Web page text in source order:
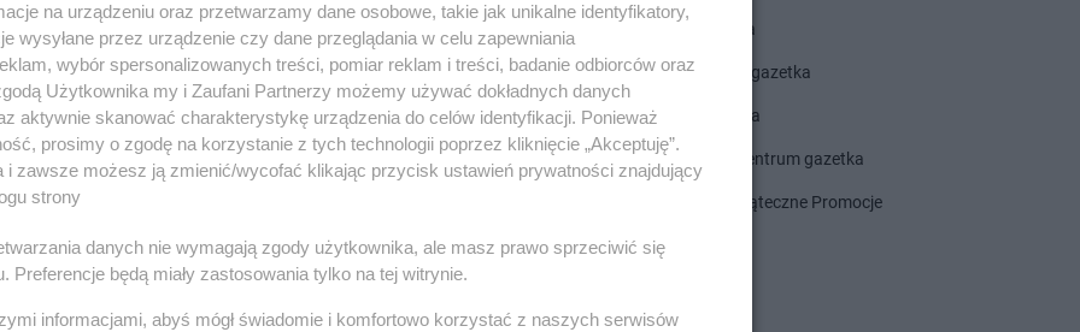
Lidl gazetka
Kaufland gazetka
PEPCO gazetka
Netto gazetka
ALDI gazetka
ROSSMANN gazetka
Dealz gazetka
Delikatesy Centrum gazetka
Gazetka Świąteczne Promocje
na urządzeniu oraz przetwarzamy dane osobowe, takie jak unikalne identyfikatory,
wysyłane przez urządzenie czy dane przeglądania w celu zapewniania
wybór spersonalizowanych treści, pomiar reklam i treści, badanie odbiorców oraz
Użytkownika my i Zaufani Partnerzy możemy używać dokładnych danych
aktywnie skanować charakterystykę urządzenia do celów identyfikacji. Ponieważ
prosimy o zgodę na korzystanie z tych technologii poprzez kliknięcie „Akceptuję”.
i zawsze możesz ją zmienić/wycofać klikając przycisk ustawień prywatności znajdujący
strony
danych nie wymagają zgody użytkownika, ale masz prawo sprzeciwić się
Preferencje będą miały zastosowania tylko na tej witrynie.
informacjami, abyś mógł świadomie i komfortowo korzystać z naszych serwisów